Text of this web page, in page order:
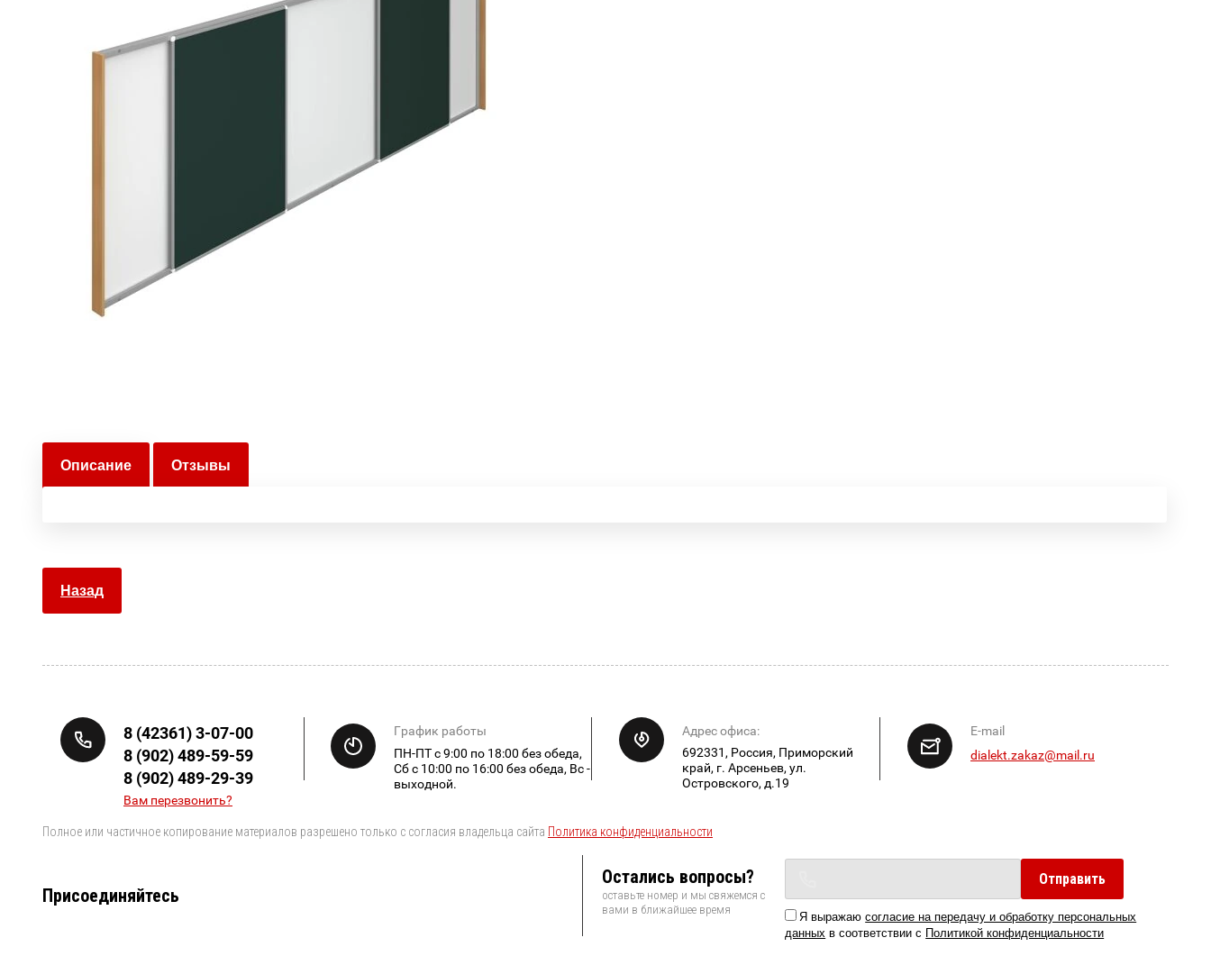
Описание Отзывы
Назад
8 (42361) 3-07-00
8 (902) 489-59-59
8 (902) 489-29-39
Вам перезвонить?
График работы
ПН-ПТ с 9:00 по 18:00 без обеда,
Сб с 10:00 по 16:00 без обеда, Вс -
выходной.
Адрес офиса:
692331, Россия, Приморский
край, г. Арсеньев, ул.
Островского, д.19
E-mail
dialekt.zakaz@mail.ru
Полное или частичное копирование материалов разрешено только с согласия владельца сайта Политика конфиденциальности
Присоединяйтесь
Остались вопросы?
оставьте номер и мы свяжемся с
вами в ближайшее время
Я выражаюсогласие на передачу и обработку персональных
данных в соответствии с Политикой конфиденциальности
Отправить